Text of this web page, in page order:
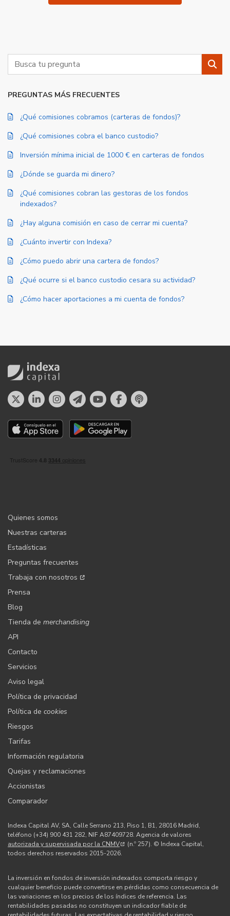
Buscar
PREGUNTAS MÁS FRECUENTES
¿Qué comisiones cobramos (carteras de fondos)?
¿Qué comisiones cobra el banco custodio?
Inversión mínima inicial de 1000 € en carteras de fondos
¿Dónde se guarda mi dinero?
¿Qué comisiones cobran las gestoras de los fondos
indexados?
¿Hay alguna comisión en caso de cerrar mi cuenta?
¿Cuánto invertir con Indexa?
¿Cómo puedo abrir una cartera de fondos?
¿Qué ocurre si el banco custodio cesara su actividad?
¿Cómo hacer aportaciones a mi cuenta de fondos?
Quienes somos
Nuestras carteras
Estadísticas
Preguntas frecuentes
Trabaja con nosotros
Prensa
Blog
Tienda de merchandising
API
Contacto
Servicios
Aviso legal
Política de privacidad
Política de cookies
Riesgos
Tarifas
Información regulatoria
Quejas y reclamaciones
Accionistas
Comparador
Indexa Capital AV, SA, Calle Serrano 213, Piso 1, B1, 28016 Madrid,
teléfono (+34) 900 431 282, NIF A87409728. Agencia de valores
autorizada y supervisada por la CNMV
(n.º 257). © Indexa Capital,
todos derechos reservados 2015-2026.
La inversión en fondos de inversión indexados comporta riesgo y
cualquier beneficio puede convertirse en pérdidas como consecuencia de
las variaciones en los precios de los índices de referencia. Las
rentabilidades pasadas no constituyen un indicador fiable de